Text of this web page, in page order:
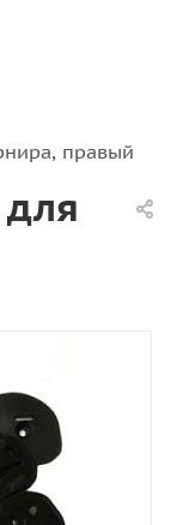
правый